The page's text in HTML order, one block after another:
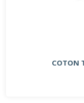
COTON